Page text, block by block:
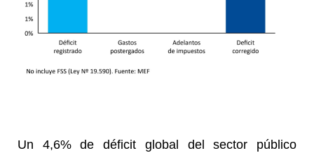
Un 4,6% de déficit global del sector público